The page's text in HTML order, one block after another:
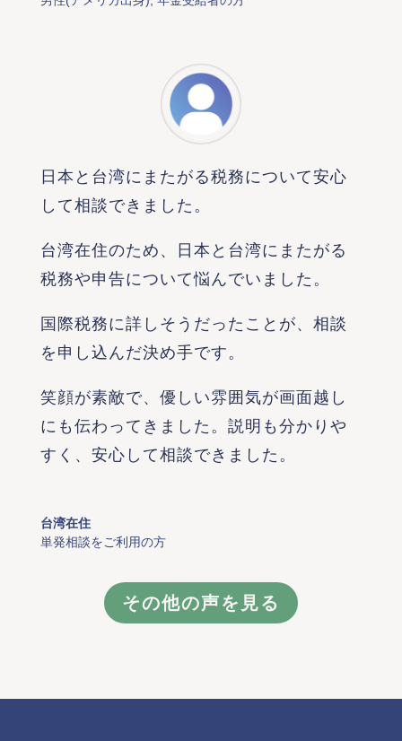
日本と台湾にまたがる税務について安心
して相談できました。
台湾在住のため、日本と台湾にまたがる
税務や申告について悩んでいました。
国際税務に詳しそうだったことが、相談
を申し込んだ決め手です。
笑顔が素敵で、優しい雰囲気が画面越し
にも伝わってきました。説明も分かりや
すく、安心して相談できました。
台湾在住
単発相談をご利用の方
その他の声を見る